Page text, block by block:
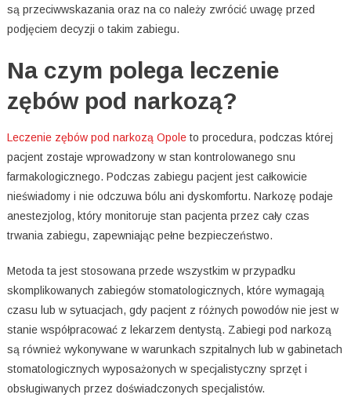
są przeciwwskazania oraz na co należy zwrócić uwagę przed
podjęciem decyzji o takim zabiegu.
Na czym polega leczenie
zębów pod narkozą?
Leczenie zębów pod narkozą Opoleto procedura, podczas której
pacjent zostaje wprowadzony w stan kontrolowanego snu
farmakologicznego. Podczas zabiegu pacjent jest całkowicie
nieświadomy i nie odczuwa bólu ani dyskomfortu. Narkozę podaje
anestezjolog, który monitoruje stan pacjenta przez cały czas
trwania zabiegu, zapewniając pełne bezpieczeństwo.
Metoda ta jest stosowana przede wszystkim w przypadku
skomplikowanych zabiegów stomatologicznych, które wymagają
czasu lub w sytuacjach, gdy pacjent z różnych powodów nie jest w
stanie współpracować z lekarzem dentystą. Zabiegi pod narkozą
są również wykonywane w warunkach szpitalnych lub w gabinetach
stomatologicznych wyposażonych w specjalistyczny sprzęt i
obsługiwanych przez doświadczonych specjalistów.